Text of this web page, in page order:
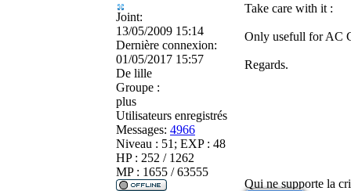
Joint:
13/05/2009 15:14
Dernière connexion:
01/05/2017 15:57
De lille
Groupe :
plus
Utilisateurs enregistrés
Messages: 4966
Niveau : 51; EXP : 48
HP : 252 / 1262
MP : 1655 / 63555
Take care with it :
Only usefull for AC
Regards.
Qui ne supporte la